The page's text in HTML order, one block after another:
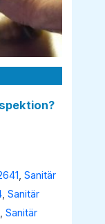
,Sanitär
,Sanitär
,Sanitär